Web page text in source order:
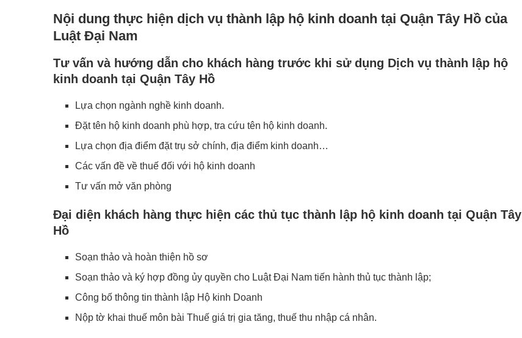
Nội dung thực hiện dịch vụ thành lập hộ kinh doanh tại Quận Tây Hồ của
Luật Đại Nam
Tư vấn và hướng dẫn cho khách hàng trước khi sử dụng Dịch vụ thành lập hộ
kinh doanh tại Quận Tây Hồ
Lựa chọn ngành nghề kinh doanh.
Đặt tên hộ kinh doanh phù hợp, tra cứu tên hộ kinh doanh.
Lựa chọn địa điểm đặt trụ sở chính, địa điểm kinh doanh…
Các vấn đề về thuế đối với hộ kinh doanh
Tư vấn mở văn phòng
Đại diện khách hàng thực hiện các thủ tục thành lập hộ kinh doanh tại Quận Tây
Hồ
Soạn thảo và hoàn thiện hồ sơ
Soạn thảo và ký hợp đồng ủy quyền cho Luật Đại Nam tiến hành thủ tục thành lập;
Công bố thông tin thành lập Hộ kinh Doanh
Nộp tờ khai thuế môn bài Thuế giá trị gia tăng, thuế thu nhập cá nhân.